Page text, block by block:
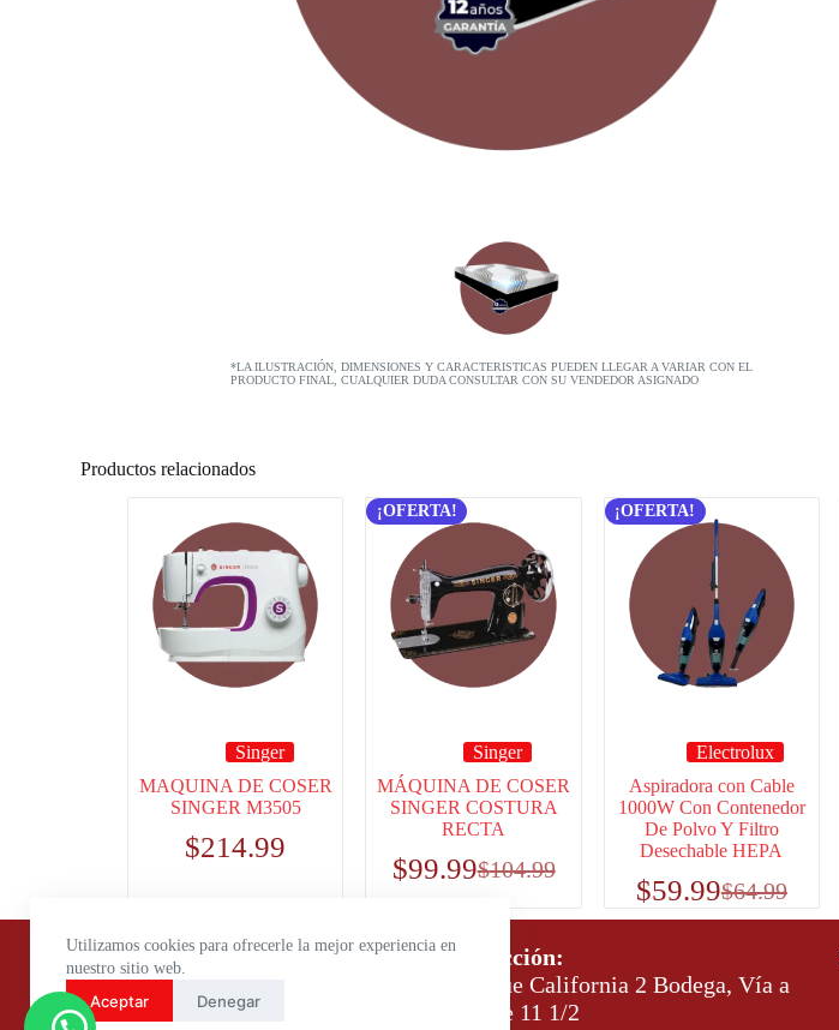
Utilizamos cookies para ofrecerle la mejor experiencia en
nuestro sitio web.
Aceptar Denegar
*LA ILUSTRACIÓN, DIMENSIONES Y CARACTERISTICAS PUEDEN LLEGAR A VARIAR CON EL
PRODUCTO FINAL, CUALQUIER DUDA CONSULTAR CON SU VENDEDOR ASIGNADO
Productos relacionados
Singer
MAQUINA DE COSER
SINGER M3505
$214.99
¡OFERTA!
Singer
MÁQUINA DE COSER
SINGER COSTURA
RECTA
$104.99
$99.99
¡OFERTA!
Electrolux
Aspiradora con Cable
1000W Con Contenedor
De Polvo Y Filtro
Desechable HEPA
$64.99
$59.99
Horario de atención:
Lunes a Viernes: 9:00 – 18:00
Sábados: 9:00 – 14:00
Dirección:
Parque California 2 Bodega, Vía a
Daule 11 1/2